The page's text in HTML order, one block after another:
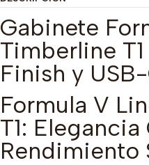
Gabinete
Timberline
Finish y
Formula V
T1:
Rendimiento